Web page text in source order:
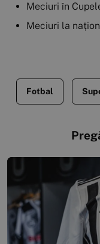
Meciuri în
Meciuri la
Fotbal